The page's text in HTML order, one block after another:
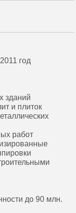
год
зданий
и плиток
работ
до 90 млн.